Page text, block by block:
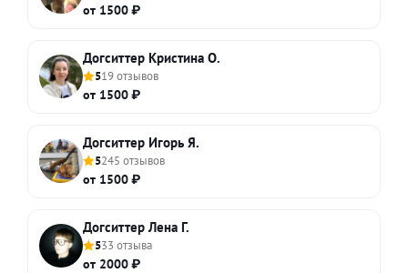
от 1500 ₽
Догситтер Кристина О.
519 отзывов
от 1500 ₽
Догситтер Игорь Я.
5245 отзывов
от 1500 ₽
Догситтер Лена Г.
533 отзыва
от 2000 ₽